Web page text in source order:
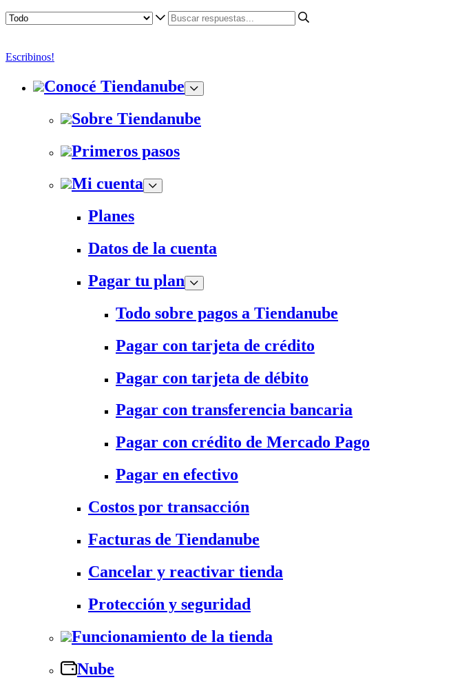
Escribinos!
Conocé Tiendanube
Sobre Tiendanube
Primeros pasos
Mi cuenta
Planes
Datos de la cuenta
Pagar tu plan
Todo sobre pagos a Tiendanube
Pagar con tarjeta de crédito
Pagar con tarjeta de débito
Pagar con transferencia bancaria
Pagar con crédito de Mercado Pago
Pagar en efectivo
Costos por transacción
Facturas de Tiendanube
Cancelar y reactivar tienda
Protección y seguridad
Funcionamiento de la tienda
Nube